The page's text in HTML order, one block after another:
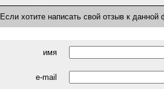
Если хотите написать свой отзыв к
имя
e-mail